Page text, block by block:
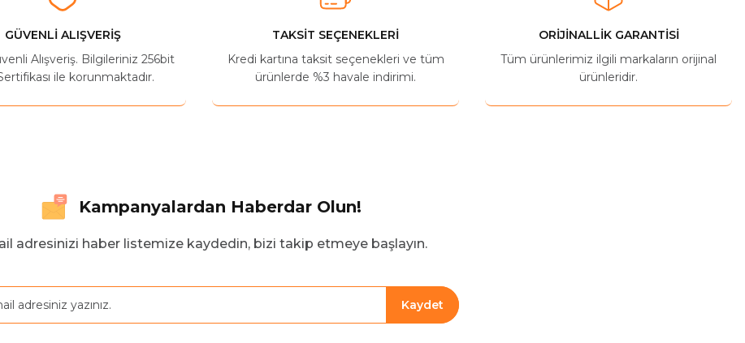
GÜVENLİ ALIŞVERİŞ
Alışveriş. Bilgileriniz 256bit
ile korunmaktadır.
TAKSİT SEÇENEKLERİ
Kredi kartına taksit seçenekleri ve tüm
ürünlerde %3 havale indirimi.
ORİJİNALLİK GARANTİSİ
Tüm ürünlerimiz ilgili markaların orijinal
ürünleridir.
Kampanyalardan Haberdar Olun!
adresinizi haber listemize kaydedin, bizi takip etmeye başlayın.
Kaydet